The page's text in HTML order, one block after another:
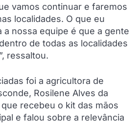
vamos continuar e faremos
localidades. O que eu
a nossa equipe é que a gente
de todas as localidades
ressaltou.
foi a agricultora de
Rosilene Alves da
recebeu o kit das mãos
e falou sobre a relevância